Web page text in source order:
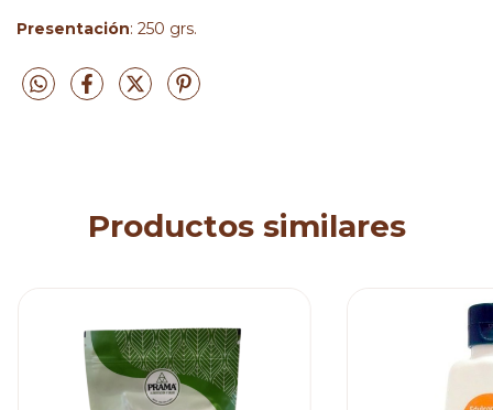
Presentación: 250 grs.
Productos similares